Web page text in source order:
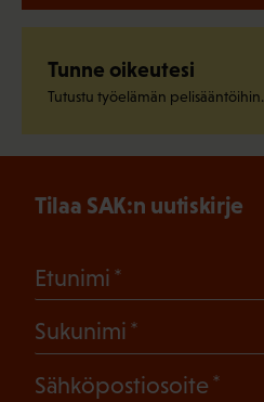
Tunne oikeutesi
Tutustu työelämän pelisääntöihin.
Tilaa SAK:n uutiskirje
Etunimi
Sukunimi
Sähköpostiosoite